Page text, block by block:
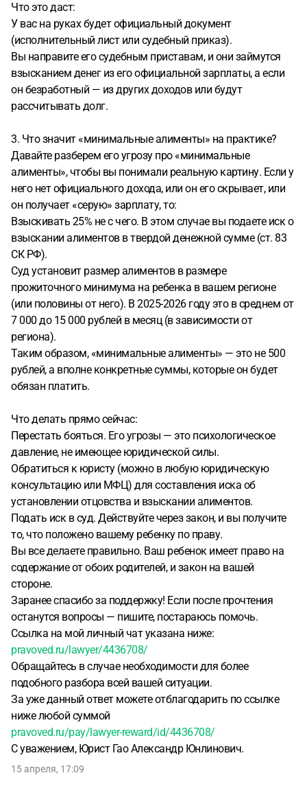
Что это даст:
У вас на руках будет официальный документ
(исполнительный лист или судебный приказ).
Вы направите его судебным приставам, и они займутся
взысканием денег из его официальной зарплаты, а если
он безработный — из других доходов или будут
рассчитывать долг.
3. Что значит «минимальные алименты» на практике?
Давайте разберем его угрозу про «минимальные
алименты», чтобы вы понимали реальную картину. Если у
него нет официального дохода, или он его скрывает, или
он получает «серую» зарплату, то:
Взыскивать 25% не с чего. В этом случае вы подаете иск о
взыскании алиментов в твердой денежной сумме (ст. 83
СК РФ).
Суд установит размер алиментов в размере
прожиточного минимума на ребенка в вашем регионе
(или половины от него). В 2025-2026 году это в среднем от
7 000 до 15 000 рублей в месяц (в зависимости от
региона).
Таким образом, «минимальные алименты» — это не 500
рублей, а вполне конкретные суммы, которые он будет
обязан платить.
Что делать прямо сейчас:
Перестать бояться. Его угрозы — это психологическое
давление, не имеющее юридической силы.
Обратиться к юристу (можно в любую юридическую
консультацию или МФЦ) для составления иска об
установлении отцовства и взыскании алиментов.
Подать иск в суд. Действуйте через закон, и вы получите
то, что положено вашему ребенку по праву.
Вы все делаете правильно. Ваш ребенок имеет право на
содержание от обоих родителей, и закон на вашей
стороне.
Заранее спасибо за поддержку! Если после прочтения
останутся вопросы — пишите, постараюсь помочь.
Ссылка на мой личный чат указана ниже:
pravoved.ru/lawyer/4436708/
Обращайтесь в случае необходимости для более
подобного разбора всей вашей ситуации.
За уже данный ответ можете отблагодарить по ссылке
ниже любой суммой
pravoved.ru/pay/lawyer-reward/id/4436708/
С уважением, Юрист Гао Александр Юнлинович.
15 апреля, 17:09